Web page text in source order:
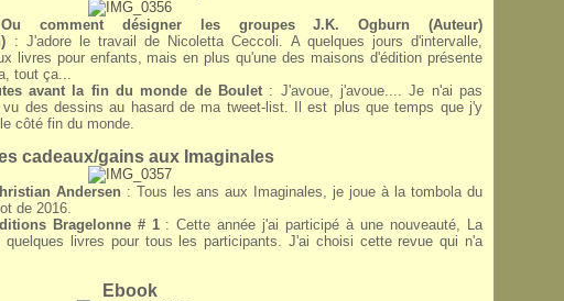
comment désigner les groupes J.K. Ogburn (Auteur)
: J'adore le travail de Nicoletta Ceccoli. A quelques jours d'intervalle,
livres pour enfants, mais en plus qu'une des maisons d'édition présente
tout ça...
avant la fin du monde de Boulet : J'avoue, j'avoue.... Je n'ai pas
des dessins au hasard de ma tweet-list. Il est plus que temps que j'y
côté fin du monde.
cadeaux/gains aux Imaginales
Andersen : Tous les ans aux Imaginales, je joue à la tombola du
de 2016.
Bragelonne # 1: Cette année j'ai participé à une nouveauté, La
quelques livres pour tous les participants. J'ai choisi cette revue qui n'a
Ebook